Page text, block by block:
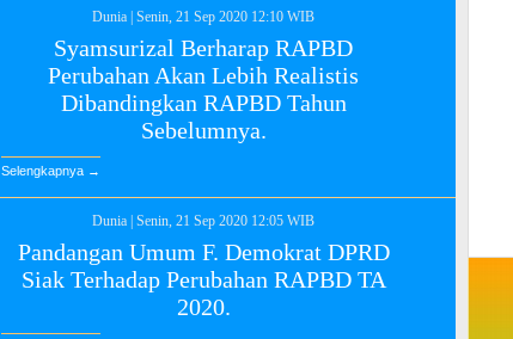
Dunia Senin, 21 Sep 2020 12:10 WIB
Syamsurizal Berharap RAPBD
Perubahan Akan Lebih Realistis
Dibandingkan RAPBD Tahun
Sebelumnya.
Selengkapnya →
Dunia Senin, 21 Sep 2020 12:05 WIB
Pandangan Umum F. Demokrat DPRD
Siak Terhadap Perubahan RAPBD TA
2020.